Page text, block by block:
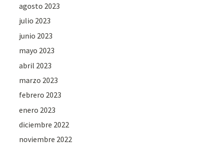
agosto 2023
julio 2023
junio 2023
mayo 2023
abril 2023
marzo 2023
febrero 2023
enero 2023
diciembre 2022
noviembre 2022